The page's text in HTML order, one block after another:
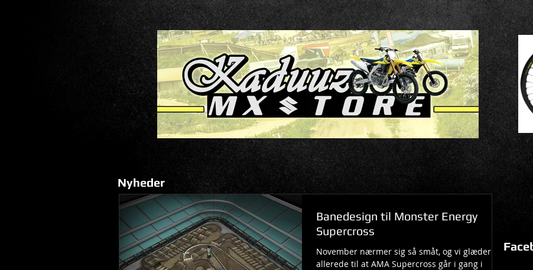
Nyheder
Banedesign til Monster Energy
Supercross
November nærmer sig så småt, og vi glæder os
allerede til at AMA Supercross går i gang i